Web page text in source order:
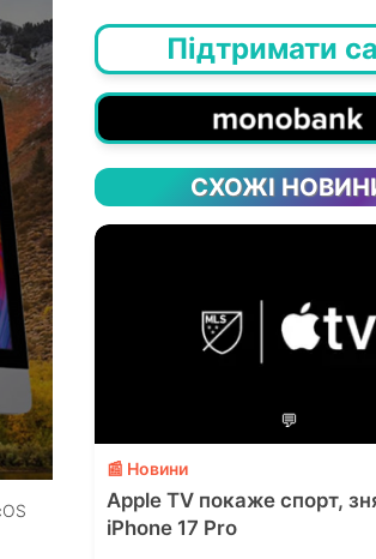
Підтримати
СХОЖІ
💬
📰 Новини
Apple TV покаже спорт,
iPhone 17 Pro